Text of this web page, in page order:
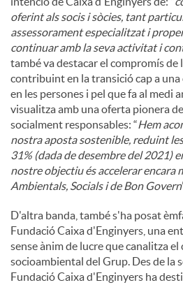
oferint als socis i sòcies, tant
assessorament especialitzat i
continuar amb la seva activitat i
també va destacar el compromís
contribuint en la transició cap a
en les persones i pel que fa al medi
visualitza amb una oferta pionera
socialment responsables: “Hem
nostra aposta sostenible, reduint
31% (dada de desembre del 2021)
nostre objectiu és accelerar encara
Ambientals, Socials i de Bon Govern
D'altra banda, també s'ha posat
Fundació Caixa d'Enginyers, una
sense ànim de lucre que canalitza
socioambiental del Grup. Des de la
Fundació Caixa d'Enginyers ha